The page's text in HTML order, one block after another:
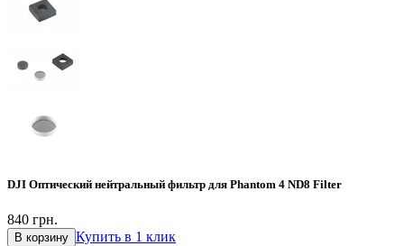
DJI Оптический нейтральный фильтр для Phantom 4 ND8 Filter
840 грн.
В корзину Купить в 1 клик